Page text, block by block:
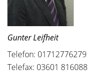
Gunter Leifheit
Telefon: 01712776279
Telefax: 03601 816088